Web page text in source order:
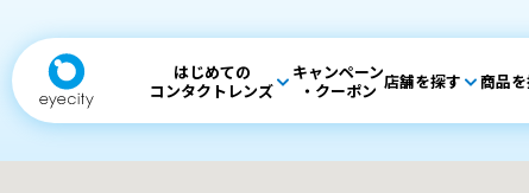
はじめての
コンタクトレンズ
キャンペーン
・クーポン 店舗を探す 商品